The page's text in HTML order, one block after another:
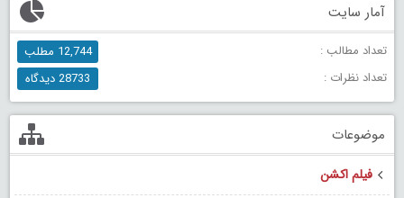
آمار سایت
تعداد مطالب :
12,744 مطلب
تعداد نظرات :
28733 دیدگاه
موضوعات
فیلم اکشن